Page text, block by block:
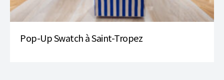
Pop-Up Swatch à Saint-Tropez